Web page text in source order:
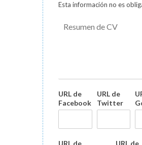
Esta información no es
URL de
Facebook
URL de
Twitter
URL de
URL de